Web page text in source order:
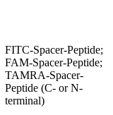
FITC-Spacer-Peptide;
FAM-Spacer-Peptide;
TAMRA-Spacer-
Peptide (C- or N-
terminal)